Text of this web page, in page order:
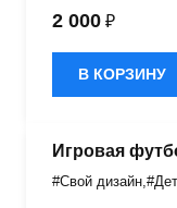
быстрое
эластичностью в
дизайном.
2 000 ₽
В КОРЗИНУ
Игровая
#Свой дизайн